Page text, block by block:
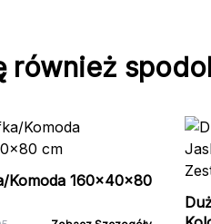
również
Komoda 160x40x80